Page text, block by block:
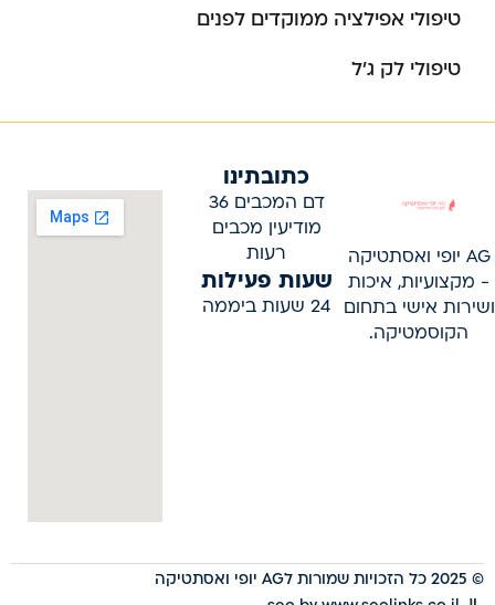
טיפולי אפילציה ממוקדים לפנים
טיפולי לק ג’ל
AG יופי ואסתטיקה
- מקצועיות, איכות
ושירות אישי בתחום
הקוסמטיקה.
כתובתינו
דם המכבים 36
מודיעין מכבים
רעות
שעות פעילות
24 שעות ביממה
© 2025 כל הזכויות שמורות לAG יופי ואסתטיקה